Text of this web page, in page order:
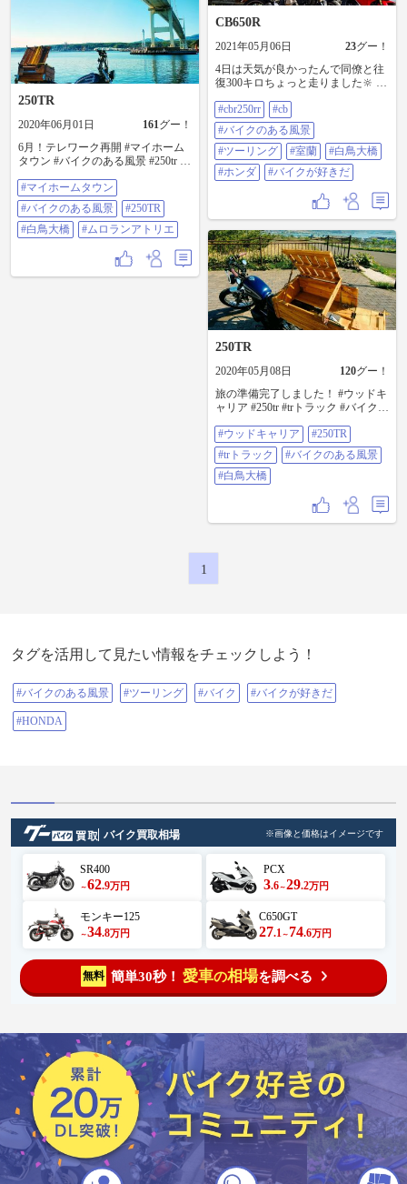
CB650R
2021年05月06日 23グー！
4日は天気が良かったんで同僚と往
復300キロちょっと走りました🔆 初
シートバックにカメラをぶち込ん
でスポットを探しながら流してた
ら良さげなポイント発見！ 望遠レ
ンズで横撮りと縦撮りで中々良さ
げな写真が撮れて満足です🙆‍♂️ 帰っ
てから縦撮り写真でちょっと海外
のポスターチックに遊んでみまし
風景 #ツーリング #室蘭 #白鳥大橋
#ホンダ #バイクが好きだ
#cbr250rr
#cb
#バイクのある風景
#ツーリング
#室蘭
#白鳥大橋
#ホンダ
#バイクが好きだ
250TR
2020年06月01日 161グー！
6月！テレワーク再開 #マイホーム
タウン #バイクのある風景 #250tr #
#マイホームタウン
#バイクのある風景
#250TR
#白鳥大橋
#ムロランアトリエ
250TR
2020年05月08日 120グー！
旅の準備完了しました！ #ウッドキ
ャリア #250tr #trトラック #バイクの
#ウッドキャリア
#250TR
#trトラック
#バイクのある風景
#白鳥大橋
1
タグを活用して見たい情報をチェックしよう！
#バイクのある風景 #ツーリング #バイク #バイクが好きだ
#HONDA
バイク買取相場 ※画像と価格はイメージです
SR400
～62.9万円
PCX
3.6～29.2万円
モンキー125
～34.8万円
C650GT
27.1 ～ 74.6万円
無料 簡単30秒！ 愛車の相場を調べる